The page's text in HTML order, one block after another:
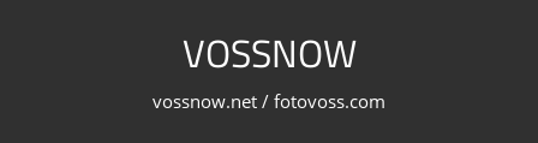
VOSSNOW
vossnow.net / fotovoss.com